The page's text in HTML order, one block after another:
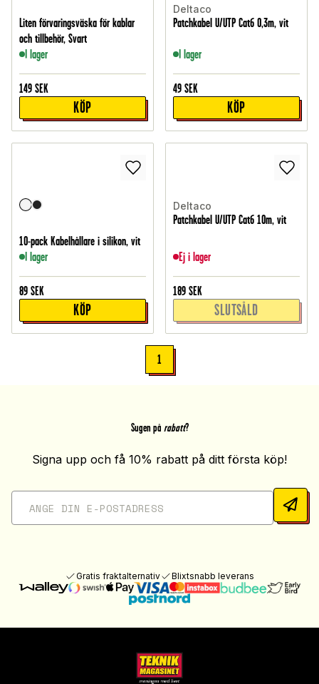
Liten förvaringsväska för kablar
och tillbehör, Svart
I lager
149 SEK
KÖP
Deltaco
Patchkabel U/UTP Cat6 0,3m, vit
I lager
49 SEK
KÖP
10-pack Kabelhållare i silikon, vit
I lager
89 SEK
KÖP
Deltaco
Patchkabel U/UTP Cat6 10m, vit
Ej i lager
189 SEK
SLUTSÅLD
1
Sugen på rabatt?
Signa upp och få 10% rabatt på ditt första köp!
Gratis fraktalternativ Blixtsnabb leverans